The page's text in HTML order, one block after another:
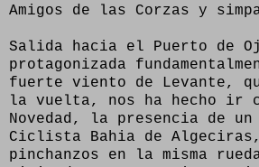
Amigos de las Corzas y
Salida hacia el Puerto de
protagonizada
fuerte viento de Levante,
la vuelta, nos ha hecho ir
Novedad, la presencia de
Ciclista Bahia de
pinchanzos en la misma